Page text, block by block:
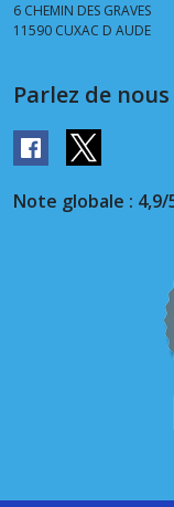
6 CHEMIN DES GRAVES
11590 CUXAC D AUDE
Parlez de nous
Note globale : 4,9/